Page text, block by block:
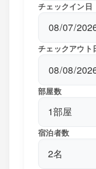
チェックイン日
チェックアウト
部屋数
宿泊者数